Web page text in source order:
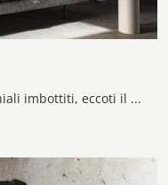
Se sei alla ricerca di letti matrimoniali imbottiti, eccoti il modello Vogue in tessuto per valorizzare la camera da letto.